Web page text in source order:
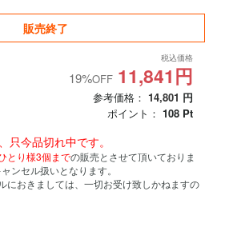
販売終了
税込価格
19%OFF 11,841円
参考価格： 14,801 円
ポイント： 108 Pt
只今品切れ中です。
とり様3個までの販売とさせて頂いておりま
ンセル扱いとなります。
におきましては、一切お受け致しかねますの